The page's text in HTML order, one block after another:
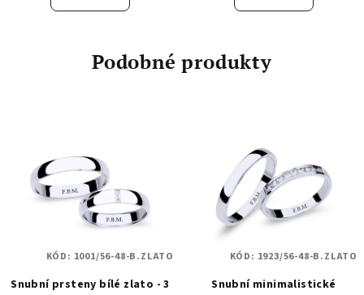
Podobné produkty
Snubní prsteny bílé zlato - 3
KÓD: 1001/56-48-B.ZLATO
Snubní minimalistické
KÓD: 1923/56-48-B.ZLATO